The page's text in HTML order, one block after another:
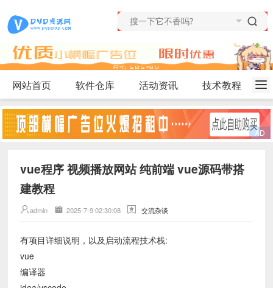
网站首页 软件仓库 活动资讯 技术教程
vue程序 视频播放网站 纯前端 vue源码带搭
建教程
admin 2025-7-9 02:30:08 交流杂谈
有项目详细说明，以及启动流程技术栈:
vue
编译器